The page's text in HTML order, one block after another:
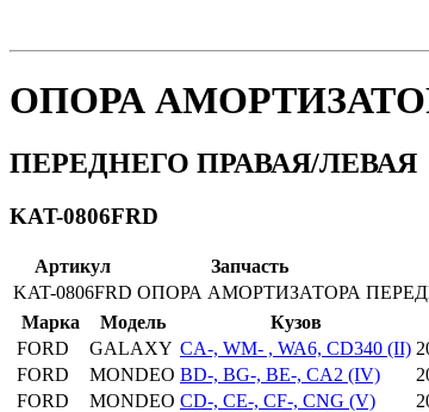
ОПОРА
ПЕРЕДНЕГО ПРАВАЯ/ЛЕВАЯ
KAT-0806FRD
Артикул Запчасть
KAT-0806FRD ОПОРА АМОРТИЗАТОРА
Марка
Модель Кузов
FORD
GALAXY CA-, WM- , WA6, CD340 (II)
FORD
MONDEO BD-, BG-, BE-, CA2 (IV)
FORD
MONDEO CD-, CE-, CF-, CNG (V)